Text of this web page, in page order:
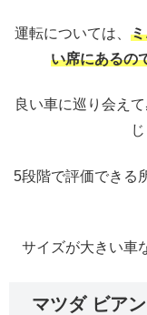
運転については、
い席にあるの
良い車に巡り会え
5段階で評価できる
サイズが大きい車
マツダ ビア